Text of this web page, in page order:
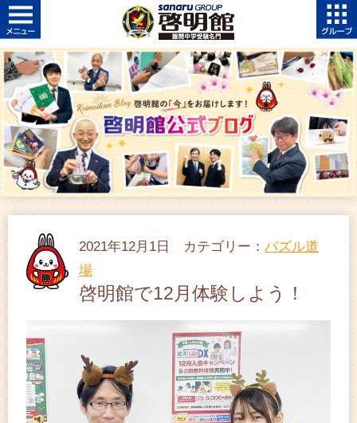
2021年12月1日 カテゴリー： パズル道
場
啓明館で12月体験しよう！